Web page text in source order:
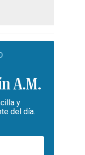
A.M.
y
del día.